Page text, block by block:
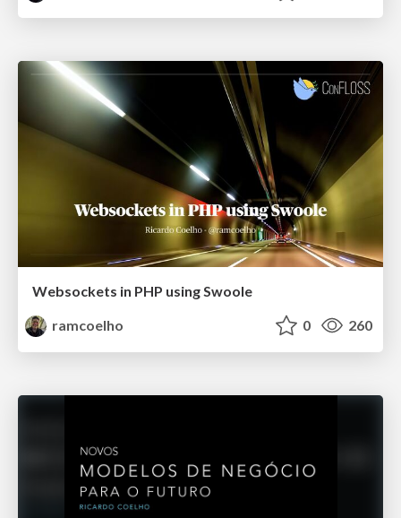
Websockets in PHP using Swoole
ramcoelho
0 260